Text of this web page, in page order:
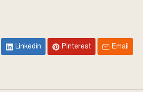
Linkedin Pinterest Email